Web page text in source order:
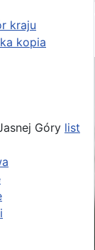
kraju
kopia
Góry list